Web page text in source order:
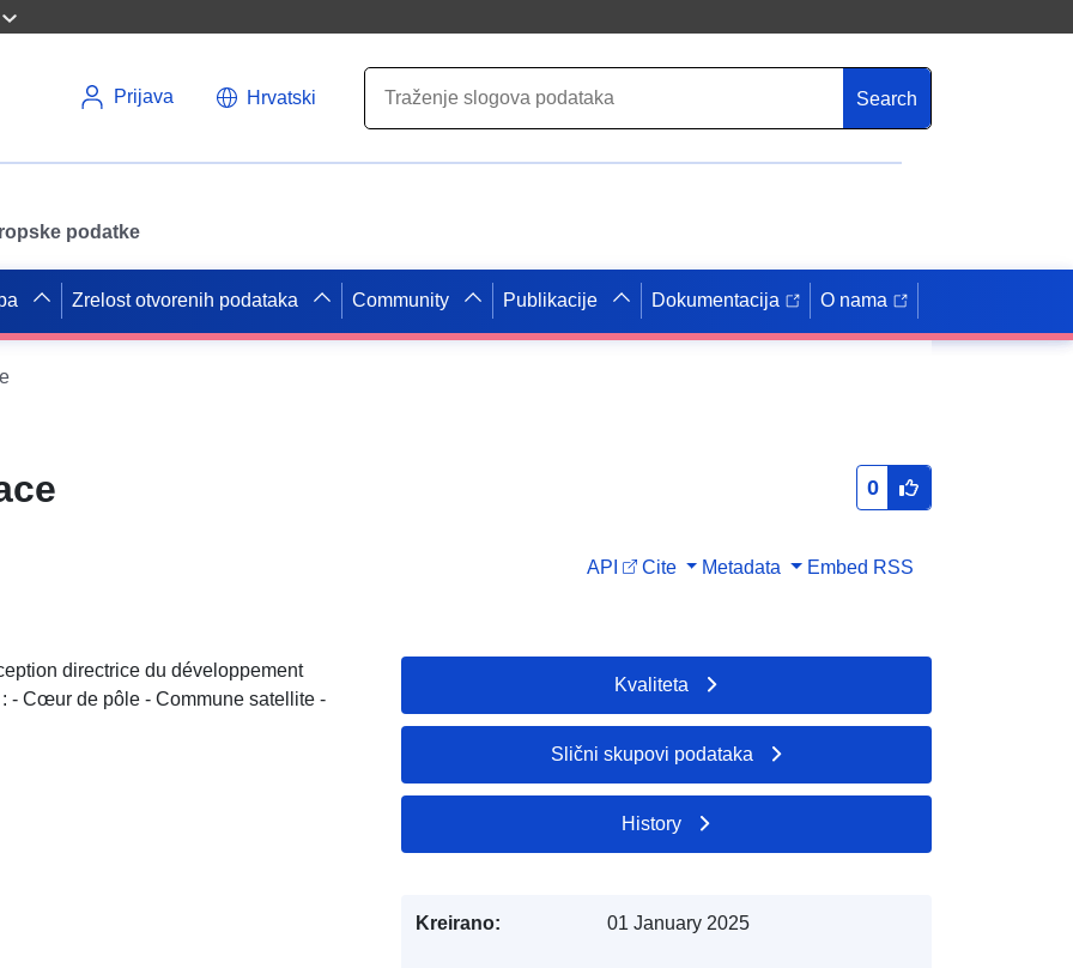
Prijava Hrvatski Search
podatke
Zrelost otvorenih podataka Community Publikacije Dokumentacija O nama
0
API Cite Metadata Embed RSS
directrice du développement
- Cœur de pôle - Commune satellite -
Kvaliteta
Slični skupovi podataka
History
Kreirano: 01 January 2025